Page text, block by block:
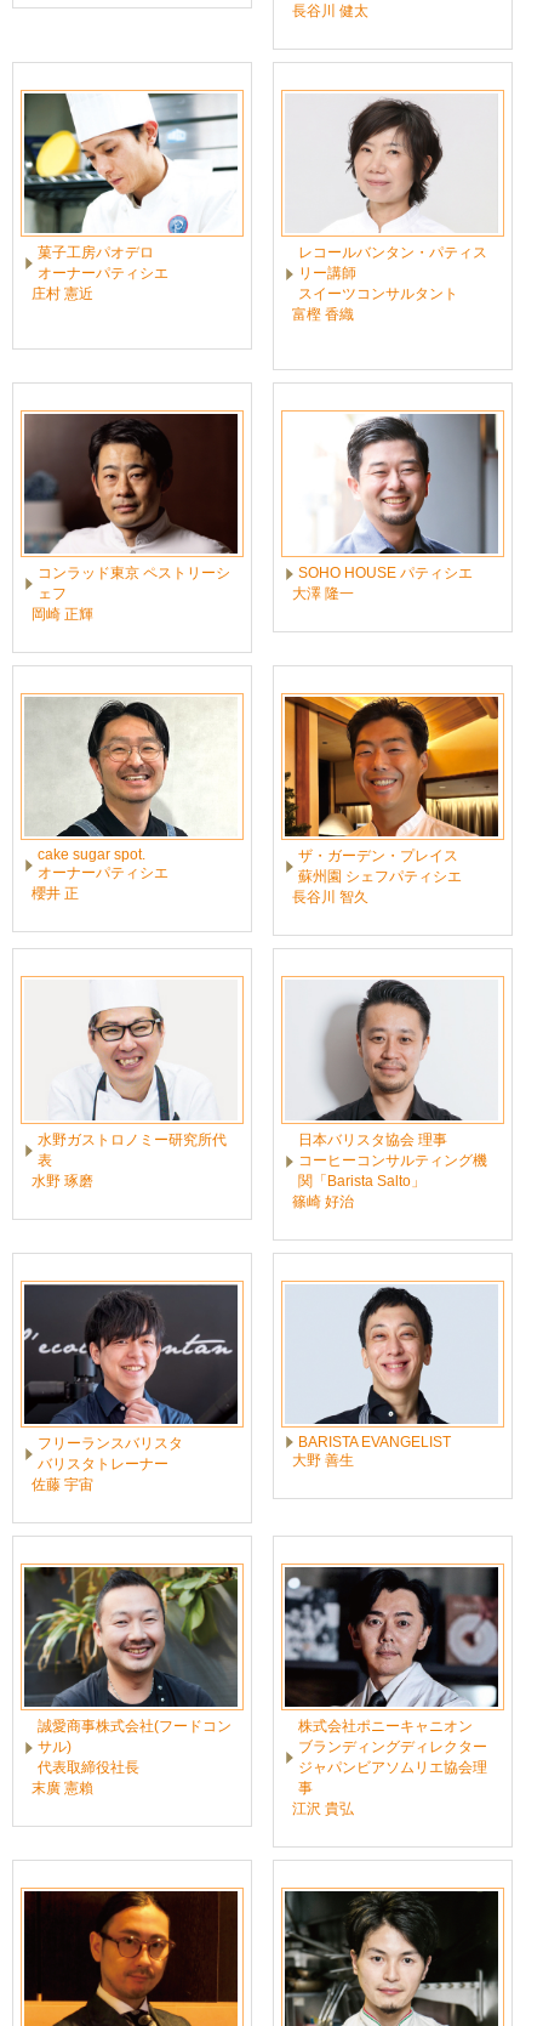
長谷川 健太
菓子工房パオデロ
オーナーパティシエ
庄村 憲近
レコールバンタン・パティス
リー講師
スイーツコンサルタント
富樫 香織
コンラッド東京 ペストリーシ
ェフ
岡崎 正輝
SOHO HOUSE パティシエ
大澤 隆一
cake sugar spot.
オーナーパティシエ
櫻井 正
ザ・ガーデン・プレイス
蘇州園 シェフパティシエ
長谷川 智久
水野ガストロノミー研究所代
表
水野 琢磨
日本バリスタ協会 理事
コーヒーコンサルティング機
関「Barista Salto」
篠崎 好治
フリーランスバリスタ
バリスタトレーナー
佐藤 宇宙
BARISTA EVANGELIST
大野 善生
誠愛商事株式会社(フードコン
サル)
代表取締役社長
末廣 憲賴
株式会社ポニーキャニオン
ブランディングディレクター
ジャパンビアソムリエ協会理
事
江沢 貴弘